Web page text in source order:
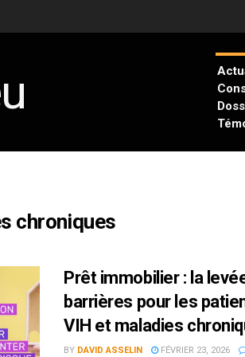
chroniques
Prêt immobilier : la
barrières pour les
VIH et maladies
BY DAVID ASSELIN FÉVRIER 23, 2026